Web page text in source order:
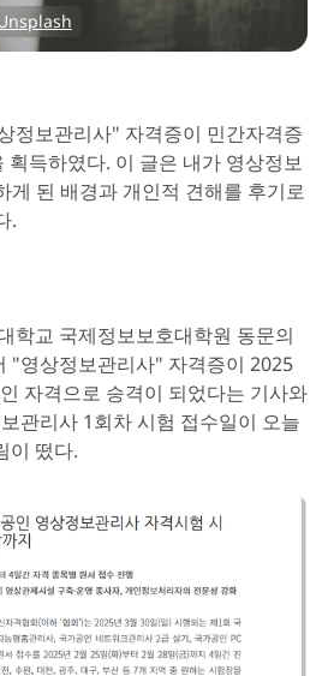
정보관리사" 자격증이 민간자격증
득하였다. 이 글은 내가 영상정보
게 된 배경과 개인적 견해를 후기로
.
학교 국제정보보호대학원 동문의
"영상정보관리사" 자격증이 2025
자격으로 승격이 되었다는 기사와
관리사 1회차 시험 접수일이 오늘
이 떴다.